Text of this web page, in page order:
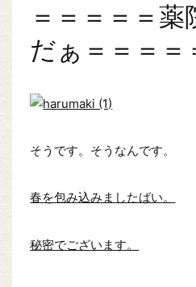
＝＝＝＝＝
だぁ＝＝＝＝
そうです。そうなんです。
春を包み込みましたばい。
秘密でございます。